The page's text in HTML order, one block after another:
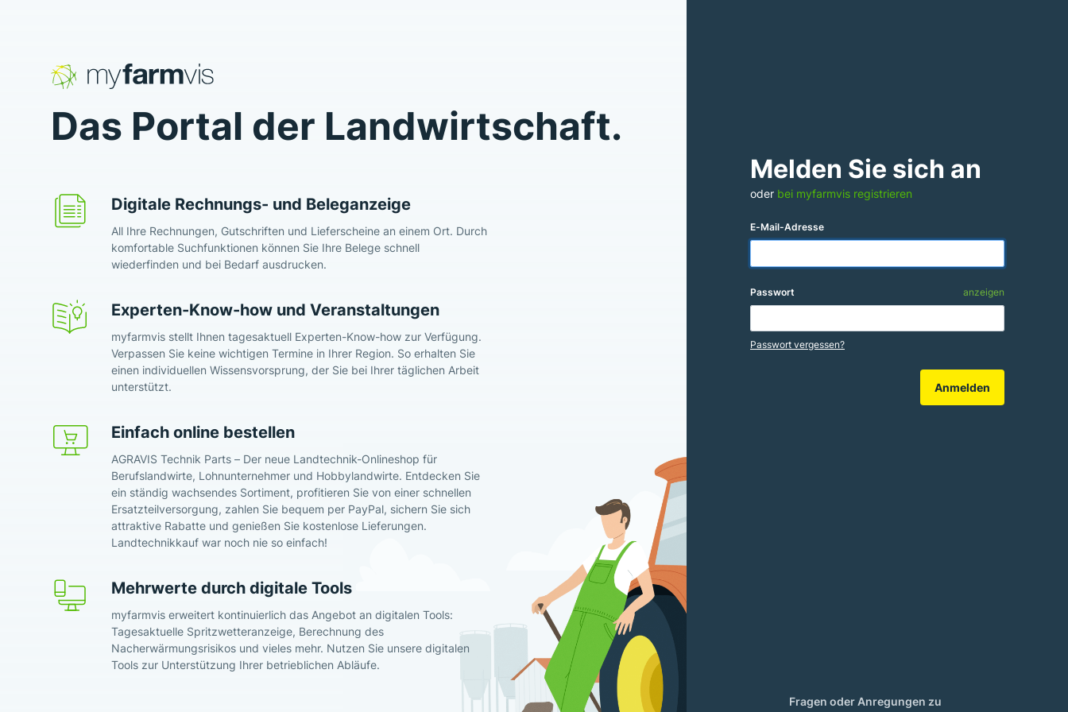
Das Portal der Landwirtschaft.
Digitale Rechnungs- und Beleganzeige
All Ihre Rechnungen, Gutschriften und Lieferscheine an einem Ort. Durch
komfortable Suchfunktionen können Sie Ihre Belege schnell
wiederfinden und bei Bedarf ausdrucken.
Experten-Know-how und Veranstaltungen
myfarmvis stellt Ihnen tagesaktuell Experten-Know-how zur Verfügung.
Verpassen Sie keine wichtigen Termine in Ihrer Region. So erhalten Sie
einen individuellen Wissensvorsprung, der Sie bei Ihrer täglichen Arbeit
unterstützt.
Einfach online bestellen
AGRAVIS Technik Parts – Der neue Landtechnik-Onlineshop für
Berufslandwirte, Lohnunternehmer und Hobbylandwirte. Entdecken Sie
ein ständig wachsendes Sortiment, profitieren Sie von einer schnellen
Ersatzteilversorgung, zahlen Sie bequem per PayPal, sichern Sie sich
attraktive Rabatte und genießen Sie kostenlose Lieferungen.
Landtechnikkauf war noch nie so einfach!
Mehrwerte durch digitale Tools
myfarmvis erweitert kontinuierlich das Angebot an digitalen Tools:
Tagesaktuelle Spritzwetteranzeige, Berechnung des
Nacherwärmungsrisikos und vieles mehr. Nutzen Sie unsere digitalen
Tools zur Unterstützung Ihrer betrieblichen Abläufe.
Melden Sie sich an
oder bei myfarmvis registrieren
E-Mail-Adresse
anzeigen
Passwort
Passwort vergessen?
Anmelden
Fragen oder Anregungen zu